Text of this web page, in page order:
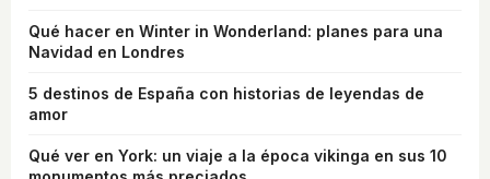
Qué hacer en Winter in Wonderland: planes para una
Navidad en Londres
5 destinos de España con historias de leyendas de
amor
Qué ver en York: un viaje a la época vikinga en sus 10